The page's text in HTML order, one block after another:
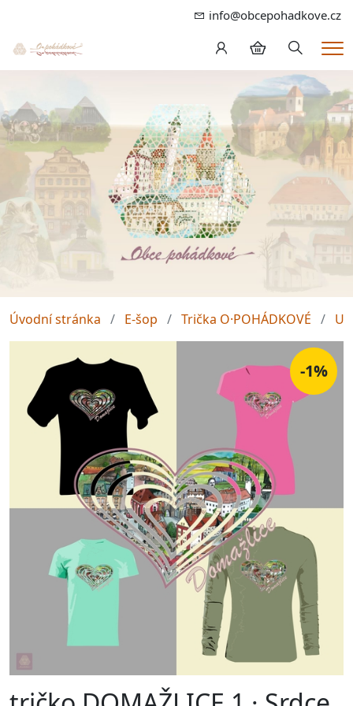
info@obcepohadkove.cz
Hledání
Úvodní stránka E-šop Trička O·POHÁDKOVÉ
-1%